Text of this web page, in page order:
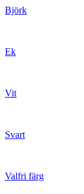
Björk
Ek
Vit
Svart
Valfri färg